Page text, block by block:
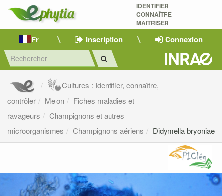
IDENTIFIER
CONNAÎTRE
MAÎTRISER
Fr Inscription Connexion
Cultures : Identifier, connaître,
contrôler
Melon
Fiches maladies et
ravageurs
Champignons et autres
microorganismes
Champignons aériens Didymella bryoniae